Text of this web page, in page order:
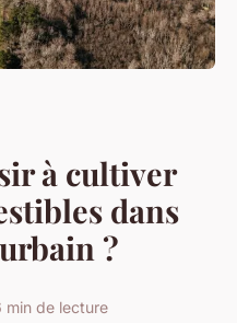
à cultiver
dans
?
min de lecture